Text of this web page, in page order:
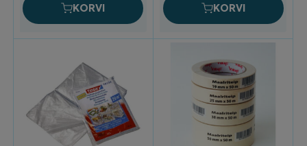
KORVI KORVI